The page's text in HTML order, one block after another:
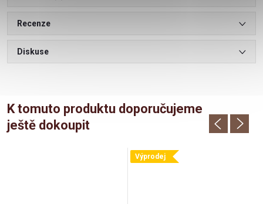
Recenze
Diskuse
K tomuto produktu doporučujeme
ještě dokoupit
Výprodej